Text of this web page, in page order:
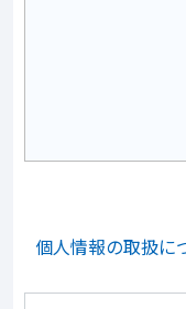
個人情報の取扱に